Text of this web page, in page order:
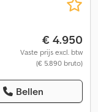
€ 4.950
Vaste prijs excl. btw
(€ 5.890 bruto)
Bellen